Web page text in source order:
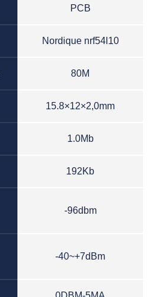
PCB
Nordique nrf54l10
80M
15.8×12×2,0mm
1.0Mb
192Kb
-96dbm
-40~+7dBm